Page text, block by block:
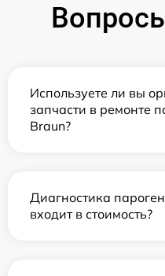
Используете ли вы
запчасти в ремонте
Braun?
Диагностика
входит в стоимость?